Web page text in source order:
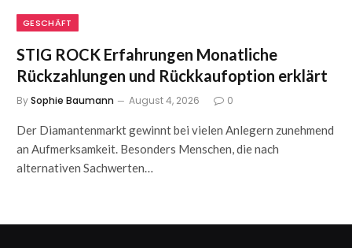
GESCHÄFT
STIG ROCK Erfahrungen Monatliche
Rückzahlungen und Rückkaufoption erklärt
BySophie Baumann August 4, 2026 0
Der Diamantenmarkt gewinnt bei vielen Anlegern zunehmend
an Aufmerksamkeit. Besonders Menschen, die nach
alternativen Sachwerten…